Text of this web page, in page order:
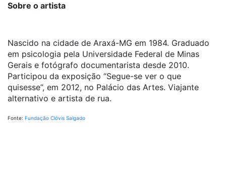
Sobre o artista
Nascido na cidade de Araxá-MG em 1984. Graduado
em psicologia pela Universidade Federal de Minas
Gerais e fotógrafo documentarista desde 2010.
Participou da exposição “Segue-se ver o que
quisesse”, em 2012, no Palácio das Artes. Viajante
alternativo e artista de rua.
Fonte: Fundação Clóvis Salgado